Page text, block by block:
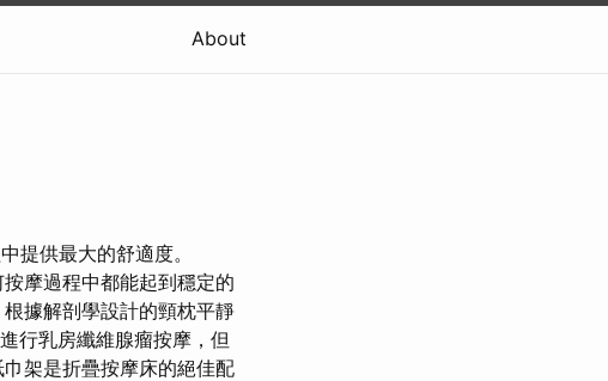
About
供最大的舒適度。
摩過程中都能起到穩定的
據解剖學設計的頸枕平靜
行乳房纖維腺瘤按摩，但
架是折疊按摩床的絕佳配